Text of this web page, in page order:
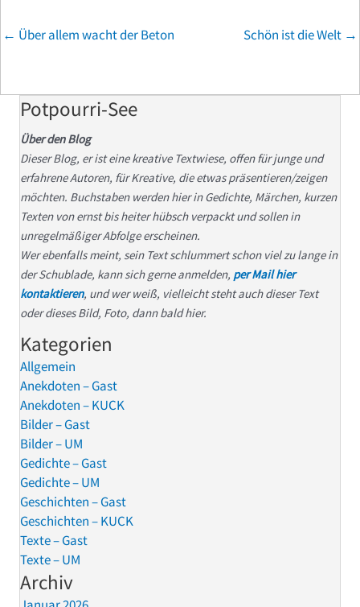
Posts
← Über allem wacht der Beton Schön ist die Welt →
Potpourri-See
Über den Blog
Dieser Blog, er ist eine kreative Textwiese, offen für junge und
erfahrene Autoren, für Kreative, die etwas präsentieren/zeigen
möchten. Buchstaben werden hier in Gedichte, Märchen, kurzen
Texten von ernst bis heiter hübsch verpackt und sollen in
unregelmäßiger Abfolge erscheinen.
Wer ebenfalls meint, sein Text schlummert schon viel zu lange in
der Schublade, kann sich gerne anmelden, per Mail hier
kontaktieren, und wer weiß, vielleicht steht auch dieser Text
oder dieses Bild, Foto, dann bald hier.
Kategorien
Allgemein
Anekdoten – Gast
Anekdoten – KUCK
Bilder – Gast
Bilder – UM
Gedichte – Gast
Gedichte – UM
Geschichten – Gast
Geschichten – KUCK
Texte – Gast
Texte – UM
Archiv